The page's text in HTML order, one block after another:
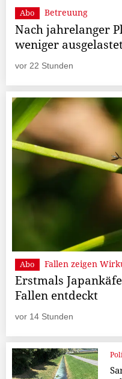
Abo Betreuung
Nach jahrelanger
weniger
vor 22 Stunden
Abo Fallen zeigen
Erstmals
Fallen entdeckt
vor 14 Stunden